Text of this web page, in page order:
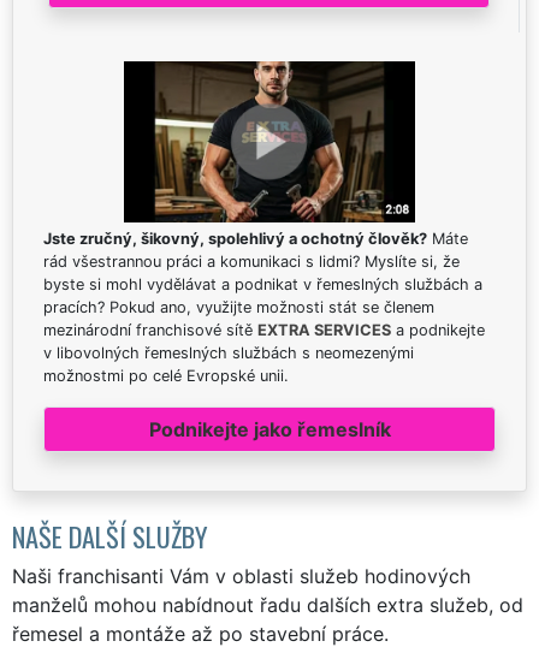
Jste zručný, šikovný, spolehlivý a ochotný člověk? Máte
rád všestrannou práci a komunikaci s lidmi? Myslíte si, že
byste si mohl vydělávat a podnikat v řemeslných službách a
pracích? Pokud ano, využijte možnosti stát se členem
mezinárodní franchisové sítě EXTRA SERVICES a podnikejte
v libovolných řemeslných službách s neomezenými
možnostmi po celé Evropské unii.
Podnikejte jako řemeslník
NAŠE DALŠÍ SLUŽBY
Naši franchisanti Vám v oblasti služeb hodinových
manželů mohou nabídnout řadu dalších extra služeb, od
řemesel a montáže až po stavební práce.